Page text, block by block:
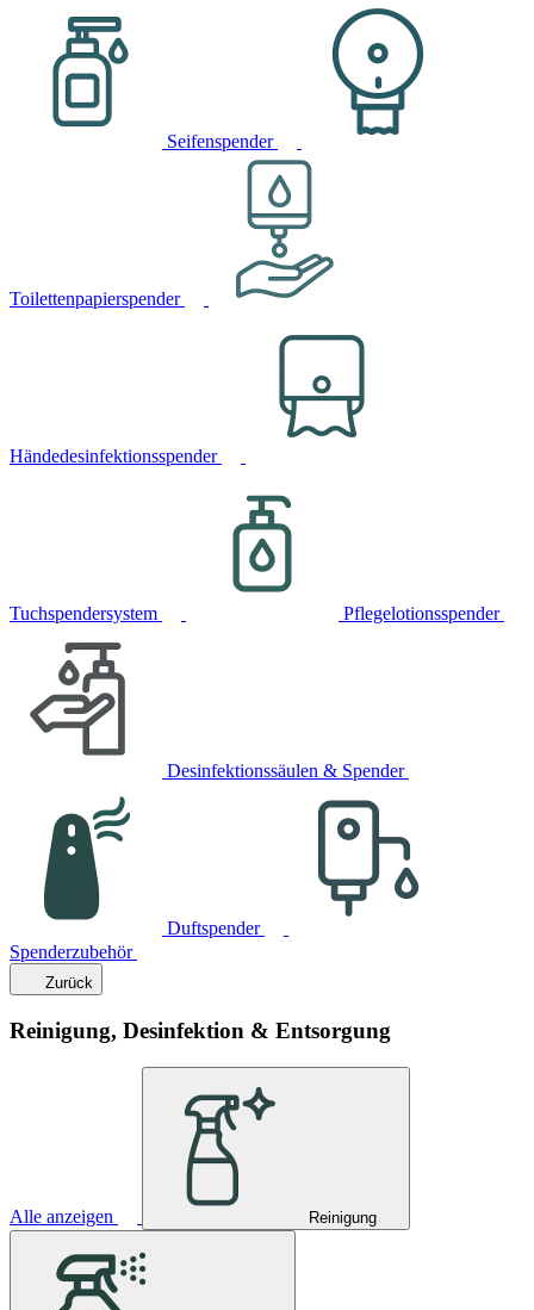
Seifenspender
Toilettenpapierspender
Händedesinfektionsspender
Tuchspendersystem Pflegelotionsspender
Desinfektionssäulen & Spender
Duftspender
Spenderzubehör
Zurück
Reinigung, Desinfektion & Entsorgung
Alle anzeigen Reinigung